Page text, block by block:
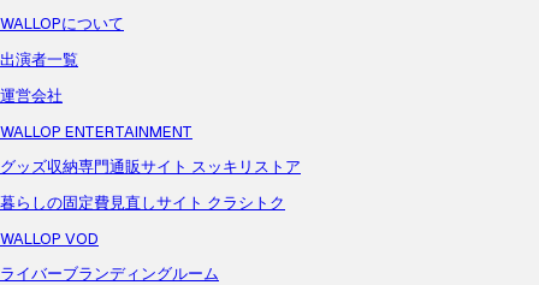
WALLOPについて
出演者一覧
運営会社
WALLOP ENTERTAINMENT
グッズ収納専門通販サイト スッキリストア
暮らしの固定費見直しサイト クラシトク
WALLOP VOD
ライバーブランディングルーム